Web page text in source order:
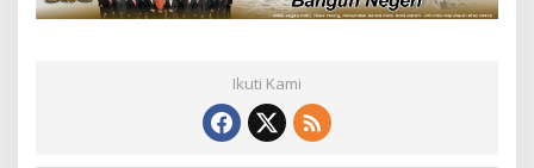
Ikuti Kami